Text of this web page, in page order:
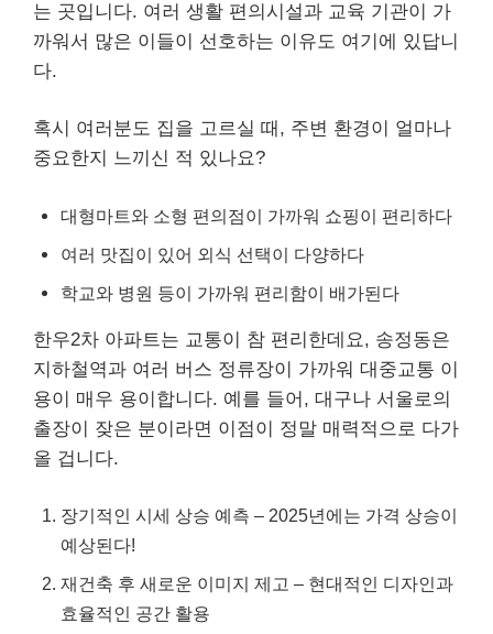
는 곳입니다. 여러 생활 편의시설과 교육 기관이 가
까워서 많은 이들이 선호하는 이유도 여기에 있답니
다.
혹시 여러분도 집을 고르실 때, 주변 환경이 얼마나
중요한지 느끼신 적 있나요?
대형마트와 소형 편의점이 가까워 쇼핑이 편리하다
여러 맛집이 있어 외식 선택이 다양하다
학교와 병원 등이 가까워 편리함이 배가된다
한우2차 아파트는 교통이 참 편리한데요, 송정동은
지하철역과 여러 버스 정류장이 가까워 대중교통 이
용이 매우 용이합니다. 예를 들어, 대구나 서울로의
출장이 잦은 분이라면 이점이 정말 매력적으로 다가
올 겁니다.
장기적인 시세 상승 예측 – 2025년에는 가격 상승이
예상된다!
재건축 후 새로운 이미지 제고 – 현대적인 디자인과
효율적인 공간 활용